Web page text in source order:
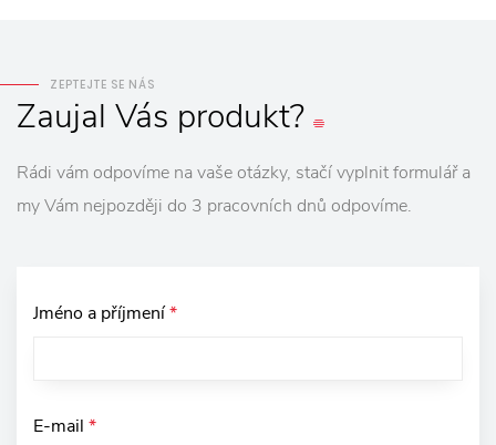
ZEPTEJTE SE NÁS
Zaujal Vás produkt?
Rádi vám odpovíme na vaše otázky, stačí vyplnit formulář a
my Vám nejpozději do 3 pracovních dnů odpovíme.
Jméno a příjmení*
E-mail *